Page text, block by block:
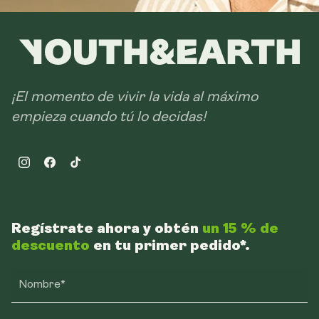
¡El momento de vivir la vida al máximo
empieza cuando tú lo decidas!
InstagramFacebookTikTok
Regístrate ahora y obtén un 15 % de
descuento en tu primer pedido*.
Nombre*